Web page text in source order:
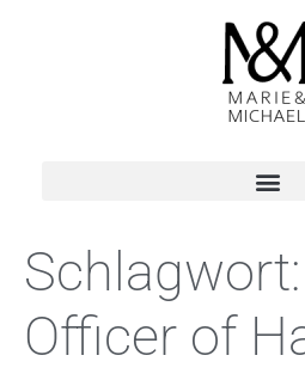
Schlagwort:
Officer of